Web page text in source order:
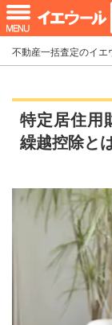
不動産一括査定のイエ
特定居住用
繰越控除と